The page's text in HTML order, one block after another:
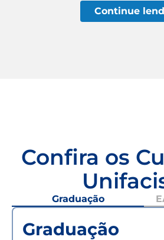
Continue
Confira os
Graduação
Graduação